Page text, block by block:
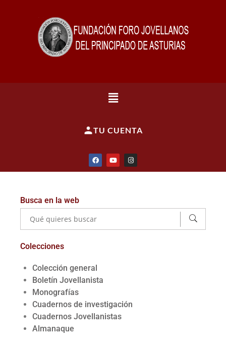
TU CUENTA
Busca en la web
Colecciones
Colección general
Boletín Jovellanista
Monografías
Cuadernos de investigación
Cuadernos Jovellanistas
Almanaque